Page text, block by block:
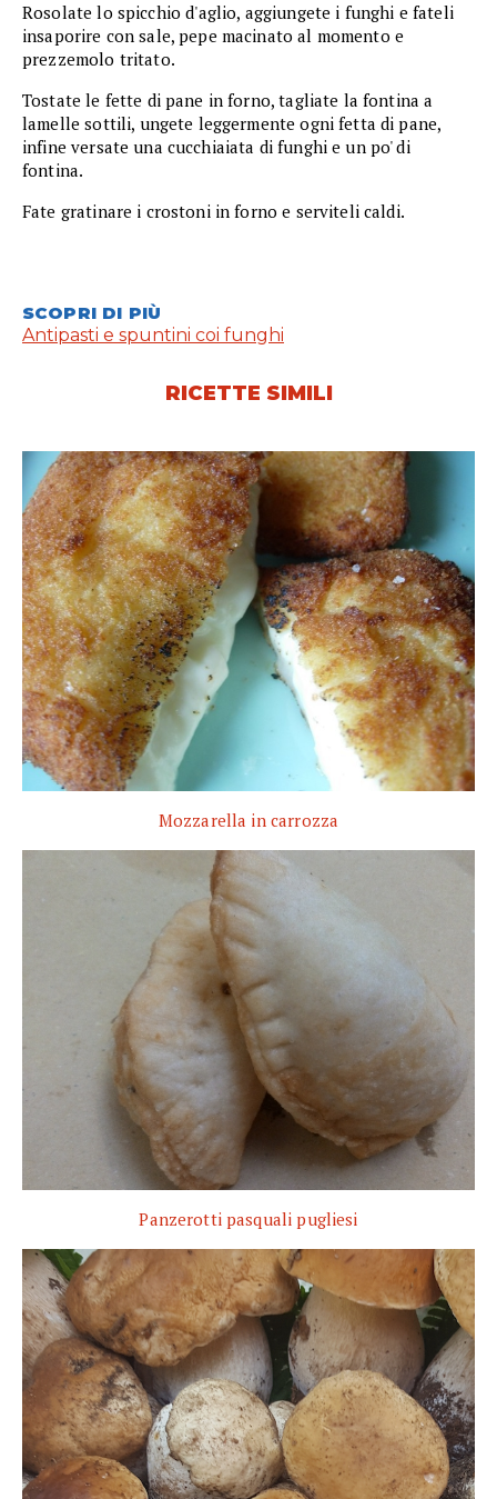
Rosolate lo spicchio d'aglio, aggiungete i funghi e fateli
insaporire con sale, pepe macinato al momento e
prezzemolo tritato.
Tostate le fette di pane in forno, tagliate la fontina a
lamelle sottili, ungete leggermente ogni fetta di pane,
infine versate una cucchiaiata di funghi e un po' di
fontina.
Fate gratinare i crostoni in forno e serviteli caldi.
SCOPRI DI PIÙ
Antipasti e spuntini coi funghi
RICETTE SIMILI
Mozzarella in carrozza
Panzerotti pasquali pugliesi